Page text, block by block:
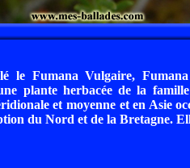
le Fumana Vulgaire,
plante herbacée de la
et moyenne et en Asie
du Nord et de la Bretagne.